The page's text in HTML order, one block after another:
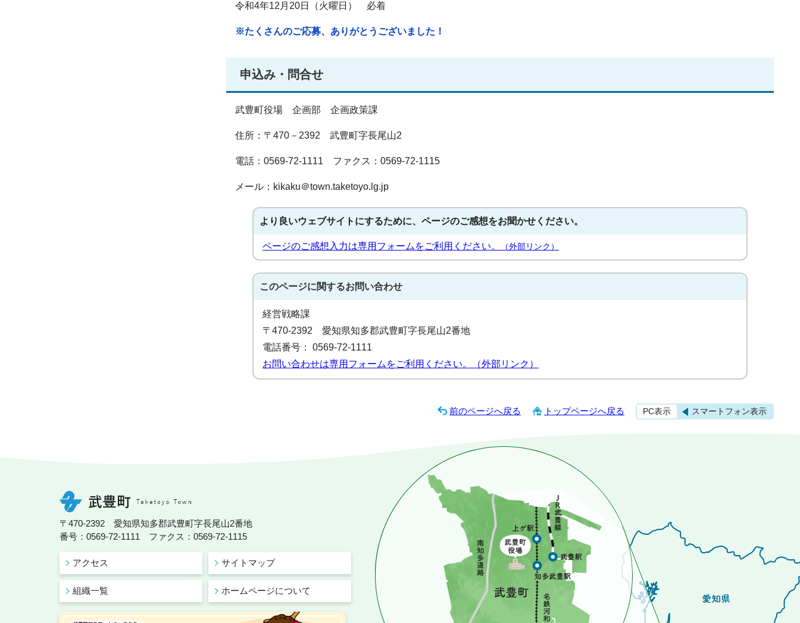
令和4年12月20日（火曜日） 必着
※たくさんのご応募、ありがとうございました！
申込み・問合せ
武豊町役場 企画部 企画政策課
住所：〒470－2392 武豊町字長尾山2
電話：0569-72-1111 ファクス：0569-72-1115
メール：kikaku＠town.taketoyo.lg.jp
より良いウェブサイトにするために、ページのご感想をお聞かせください。
ページのご感想入力は専用フォームをご利用ください。 （外部リンク）
このページに関するお問い合わせ
経営戦略課
〒470-2392 愛知県知多郡武豊町字長尾山2番地
電話番号： 0569-72-1111
お問い合わせは専用フォームをご利用ください。（外部リンク）
前のページへ戻る トップページへ戻る PC表示 スマートフォン表示
〒470-2392 愛知県知多郡武豊町字長尾山2番地
番号：0569-72-1111 ファクス：0569-72-1115
アクセス サイトマップ
組織一覧 ホームページについて